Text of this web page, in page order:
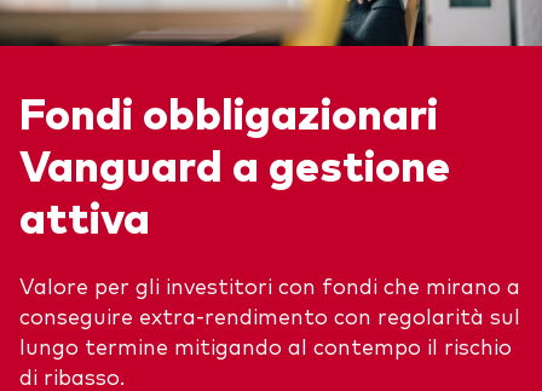
Fondi obbligazionari
Vanguard a gestione
attiva
Valore per gli investitori con fondi che mirano a
conseguire extra-rendimento con regolarità sul
lungo termine mitigando al contempo il rischio
di ribasso.